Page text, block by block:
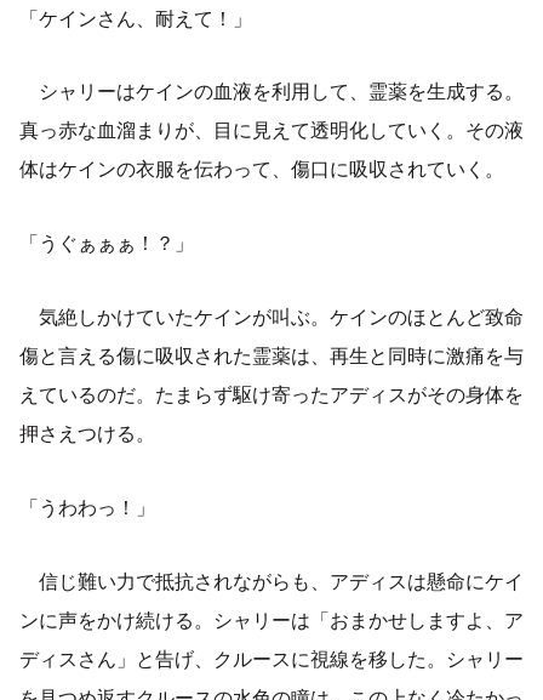
「ケインさん、耐えて！」
シャリーはケインの血液を利用して、霊薬を生成する。
真っ赤な血溜まりが、目に見えて透明化していく。その液
体はケインの衣服を伝わって、傷口に吸収されていく。
「うぐぁぁぁ！？」
気絶しかけていたケインが叫ぶ。ケインのほとんど致命
傷と言える傷に吸収された霊薬は、再生と同時に激痛を与
えているのだ。たまらず駆け寄ったアディスがその身体を
押さえつける。
「うわわっ！」
信じ難い力で抵抗されながらも、アディスは懸命にケイ
ンに声をかけ続ける。シャリーは「おまかせしますよ、ア
ディスさん」と告げ、クルースに視線を移した。シャリー